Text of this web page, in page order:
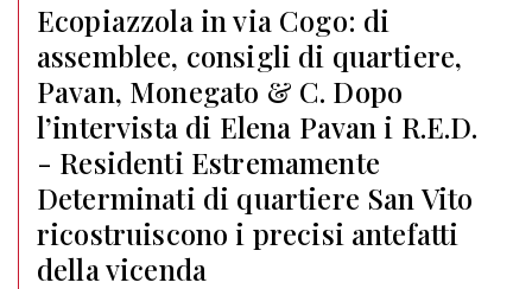
Ecopiazzola in via Cogo: di
assemblee, consigli di quartiere,
Pavan, Monegato & C. Dopo
l’intervista di Elena Pavan i R.E.D.
- Residenti Estremamente
Determinati di quartiere San Vito
ricostruiscono i precisi antefatti
della vicenda